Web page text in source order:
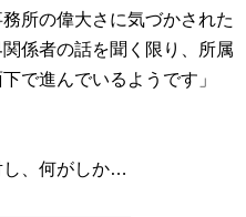
所の偉大さに気づかされた
係者の話を聞く限り、所属
で進んでいるようです」
、何がしか…